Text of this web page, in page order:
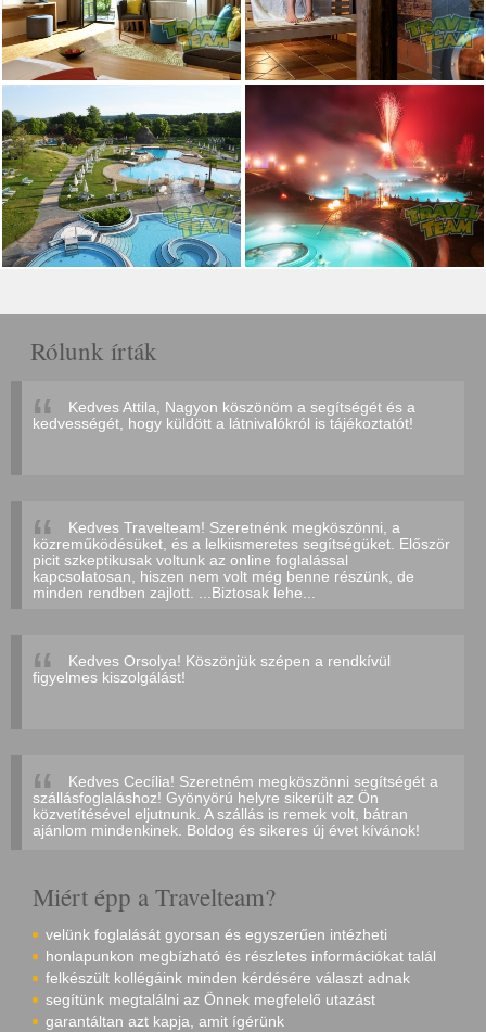
Rólunk írták
Kedves Attila, Nagyon köszönöm a segítségét és a
kedvességét, hogy küldött a látnivalókról is tájékoztatót!
Kedves Travelteam! Szeretnénk megköszönni, a
közreműködésüket, és a lelkiismeretes segítségüket. Először
picit szkeptikusak voltunk az online foglalással
kapcsolatosan, hiszen nem volt még benne részünk, de
minden rendben zajlott. ...Biztosak lehe...
Kedves Orsolya! Köszönjük szépen a rendkívül
figyelmes kiszolgálást!
Kedves Cecília! Szeretném megköszönni segítségét a
szállásfoglaláshoz! Gyönyörú helyre sikerült az Ön
közvetítésével eljutnunk. A szállás is remek volt, bátran
ajánlom mindenkinek. Boldog és sikeres új évet kívánok!
Miért épp a Travelteam?
velünk foglalását gyorsan és egyszerűen intézheti
honlapunkon megbízható és részletes információkat talál
felkészült kollégáink minden kérdésére választ adnak
segítünk megtalálni az Önnek megfelelő utazást
garantáltan azt kapja, amit ígérünk